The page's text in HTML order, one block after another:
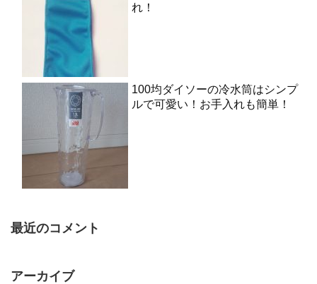
れ！
100均ダイソーの冷水筒はシンプ
ルで可愛い！お手入れも簡単！
最近のコメント
アーカイブ